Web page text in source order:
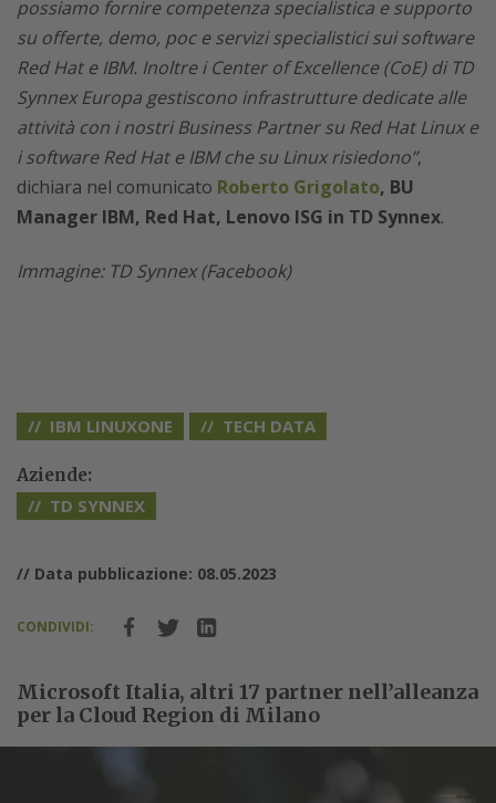
possiamo fornire competenza specialistica e supporto
su offerte, demo, poc e servizi specialistici sui software
Red Hat e IBM. Inoltre i Center of Excellence (CoE) di TD
Synnex Europa gestiscono infrastrutture dedicate alle
attività con i nostri Business Partner su Red Hat Linux e
i software Red Hat e IBM che su Linux risiedono”,
dichiara nel comunicato Roberto Grigolato, BU
Manager IBM, Red Hat, Lenovo ISG in TD Synnex.
Immagine: TD Synnex (Facebook)
IBM LINUXONE TECH DATA
Aziende:
TD SYNNEX
// Data pubblicazione: 08.05.2023
CONDIVIDI:
Microsoft Italia, altri 17 partner nell’alleanza
per la Cloud Region di Milano